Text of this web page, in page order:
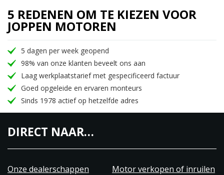
5 REDENEN OM TE KIEZEN VOOR
JOPPEN MOTOREN
5 dagen per week geopend
98% van onze klanten beveelt ons aan
Laag werkplaatstarief met gespecificeerd factuur
Goed opgeleide en ervaren monteurs
Sinds 1978 actief op hetzelfde adres
DIRECT NAAR…
Onze dealerschappen
Motor verkopen of inruilen